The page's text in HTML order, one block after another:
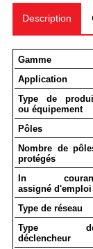
Description
Gamme
Application
Type de
ou équipement
Pôles
Nombre de
protégés
In
assigné d'emploi
Type de réseau
Type
déclencheur